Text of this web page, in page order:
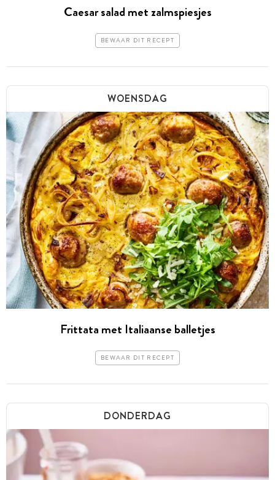
Caesar salad met zalmspiesjes
BEWAAR DIT RECEPT
WOENSDAG
Frittata met Italiaanse balletjes
BEWAAR DIT RECEPT
DONDERDAG